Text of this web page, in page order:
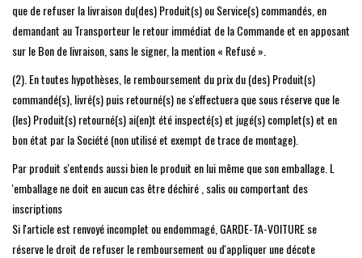
que de refuser la livraison du(des) Produit(s) ou Service(s) commandés, en
demandant au Transporteur le retour immédiat de la Commande et en apposant
sur le Bon de livraison, sans le signer, la mention « Refusé ».
(2). En toutes hypothèses, le remboursement du prix du (des) Produit(s)
commandé(s), livré(s) puis retourné(s) ne s'effectuera que sous réserve que le
(les) Produit(s) retourné(s) ai(en)t été inspecté(s) et jugé(s) complet(s) et en
bon état par la Société (non utilisé et exempt de trace de montage).
Par produit s'entends aussi bien le produit en lui même que son emballage. L
'emballage ne doit en aucun cas être déchiré , salis ou comportant des
inscriptions
Si l'article est renvoyé incomplet ou endommagé, GARDE-TA-VOITURE se
réserve le droit de refuser le remboursement ou d'appliquer une décote